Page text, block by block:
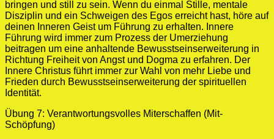
bringen und still zu sein. Wenn du einmal Stille, mentale
Disziplin und ein Schweigen des Egos erreicht hast, höre auf
deinen Inneren Geist um Führung zu erhalten. Innere
Führung wird immer zum Prozess der Umerziehung
beitragen um eine anhaltende Bewusstseinserweiterung in
Richtung Freiheit von Angst und Dogma zu erfahren. Der
Innere Christus führt immer zur Wahl von mehr Liebe und
Frieden durch Bewusstseinserweiterung der spirituellen
Identität.
Übung 7: Verantwortungsvolles Miterschaffen (Mit-
Schöpfung)